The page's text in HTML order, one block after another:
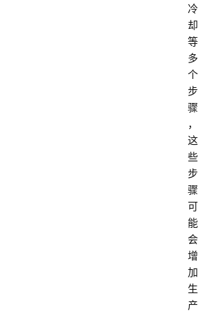
冷
却
等
多
个
步
骤
，
这
些
步
骤
可
能
会
增
加
生
产